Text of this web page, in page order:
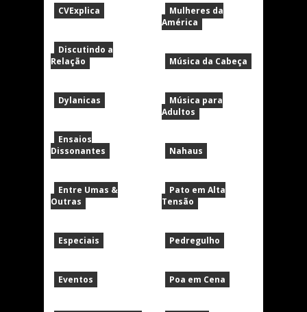
CVExplica
Discutindo a
Relação
Dylanicas
Ensaios
Dissonantes
Entre Umas &
Outras
Especiais
Eventos
Mulheres da
América
Música da Cabeça
Música para
Adultos
Nahaus
Pato em Alta
Tensão
Pedregulho
Poa em Cena